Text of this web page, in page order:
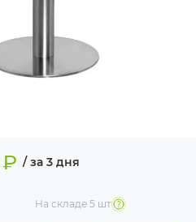
₽ / за 3 дня
На складе 5 шт